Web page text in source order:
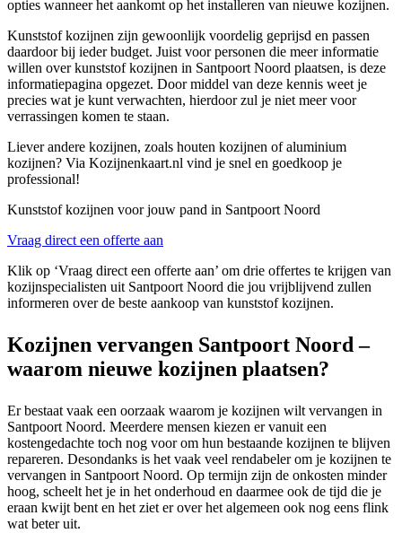
opties wanneer het aankomt op het installeren van nieuwe kozijnen.
Kunststof kozijnen zijn gewoonlijk voordelig geprijsd en passen
daardoor bij ieder budget. Juist voor personen die meer informatie
willen over kunststof kozijnen in Santpoort Noord plaatsen, is deze
informatiepagina opgezet. Door middel van deze kennis weet je
precies wat je kunt verwachten, hierdoor zul je niet meer voor
verrassingen komen te staan.
Liever andere kozijnen, zoals houten kozijnen of aluminium
kozijnen? Via Kozijnenkaart.nl vind je snel en goedkoop je
professional!
Kunststof kozijnen voor jouw pand in Santpoort Noord
Vraag direct een offerte aan
Klik op ‘Vraag direct een offerte aan’ om drie offertes te krijgen van
kozijnspecialisten uit Santpoort Noord die jou vrijblijvend zullen
informeren over de beste aankoop van kunststof kozijnen.
Kozijnen vervangen Santpoort Noord –
waarom nieuwe kozijnen plaatsen?
Er bestaat vaak een oorzaak waarom je kozijnen wilt vervangen in
Santpoort Noord. Meerdere mensen kiezen er vanuit een
kostengedachte toch nog voor om hun bestaande kozijnen te blijven
repareren. Desondanks is het vaak veel rendabeler om je kozijnen te
vervangen in Santpoort Noord. Op termijn zijn de onkosten minder
hoog, scheelt het je in het onderhoud en daarmee ook de tijd die je
eraan kwijt bent en het ziet er over het algemeen ook nog eens flink
wat beter uit.